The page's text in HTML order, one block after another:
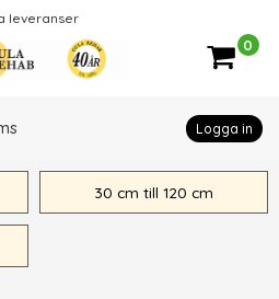
leveranser
0
Logga in
30 cm till 120 cm